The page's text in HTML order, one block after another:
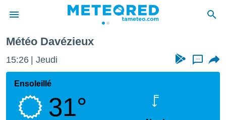
de
Météo Davézieux
15:26 Jeudi ...
Ensoleillé
31°